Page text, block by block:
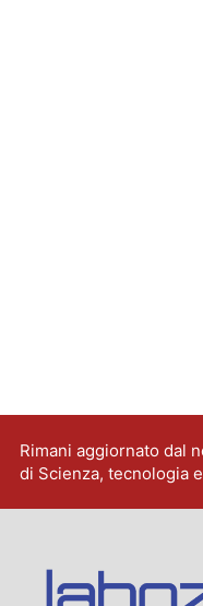
Rimani aggiornato dal
di Scienza, tecnologia